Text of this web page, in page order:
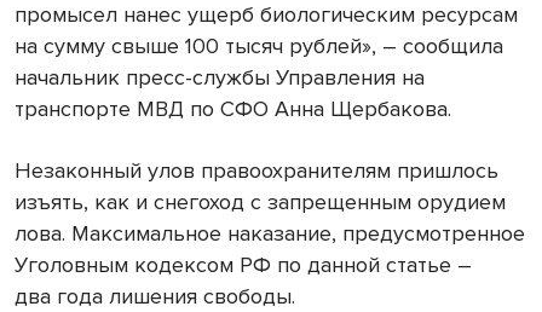
промысел нанес ущерб биологическим ресурсам
на сумму свыше 100 тысяч рублей», – сообщила
начальник пресс-службы Управления на
транспорте МВД по СФО Анна Щербакова.
Незаконный улов правоохранителям пришлось
изъять, как и снегоход с запрещенным орудием
лова. Максимальное наказание, предусмотренное
Уголовным кодексом РФ по данной статье –
два года лишения свободы.